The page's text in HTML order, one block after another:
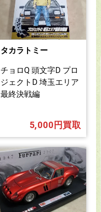
タカラトミー
チョロQ 頭文字D プロ
ジェクトD 埼玉エリア
最終決戦編
5,000円買取